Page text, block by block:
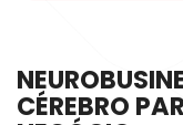
CÉREBRO